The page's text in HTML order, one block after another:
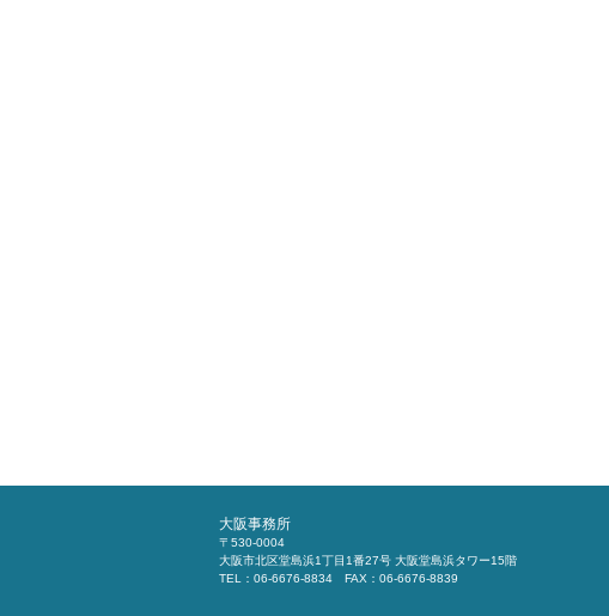
大阪事務所
〒530-0004
大阪市北区堂島浜1丁目1番27号 大阪堂島浜タワー15階
TEL：06-6676-8834 FAX：06-6676-8839